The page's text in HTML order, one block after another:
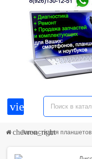
view_headline
chevron_right
Запчасти для планшетов